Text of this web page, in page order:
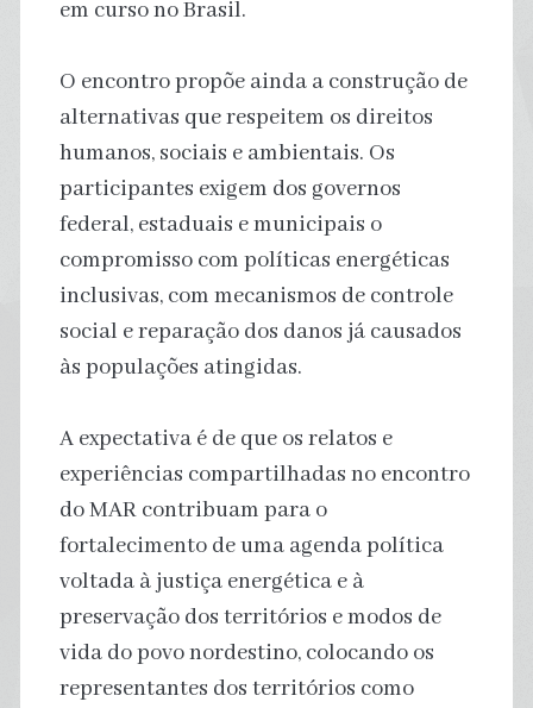
em curso no Brasil.
O encontro propõe ainda a construção de
alternativas que respeitem os direitos
humanos, sociais e ambientais. Os
participantes exigem dos governos
federal, estaduais e municipais o
compromisso com políticas energéticas
inclusivas, com mecanismos de controle
social e reparação dos danos já causados
às populações atingidas.
A expectativa é de que os relatos e
experiências compartilhadas no encontro
do MAR contribuam para o
fortalecimento de uma agenda política
voltada à justiça energética e à
preservação dos territórios e modos de
vida do povo nordestino, colocando os
representantes dos territórios como